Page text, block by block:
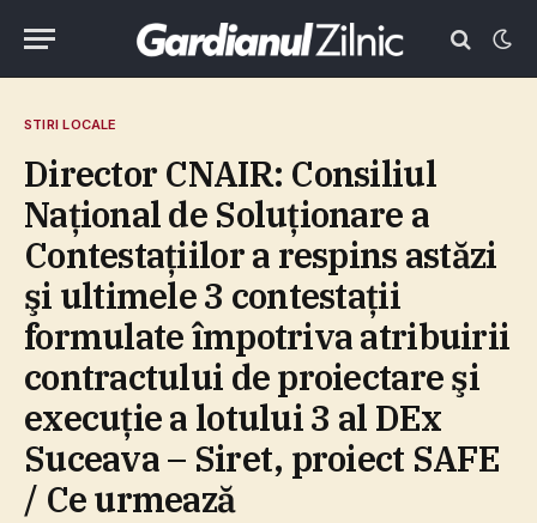
STIRI LOCALE
Director CNAIR: Consiliul
Naţional de Soluţionare a
Contestaţiilor a respins astăzi
şi ultimele 3 contestaţii
formulate împotriva atribuirii
contractului de proiectare şi
execuţie a lotului 3 al DEx
Suceava – Siret, proiect SAFE
/ Ce urmează